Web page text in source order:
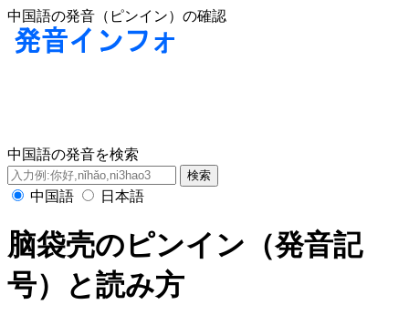
中国語の発音（ピンイン）の確認
中国語の発音を検索
中国語 日本語
脑袋壳のピンイン（発音記
号）と読み方